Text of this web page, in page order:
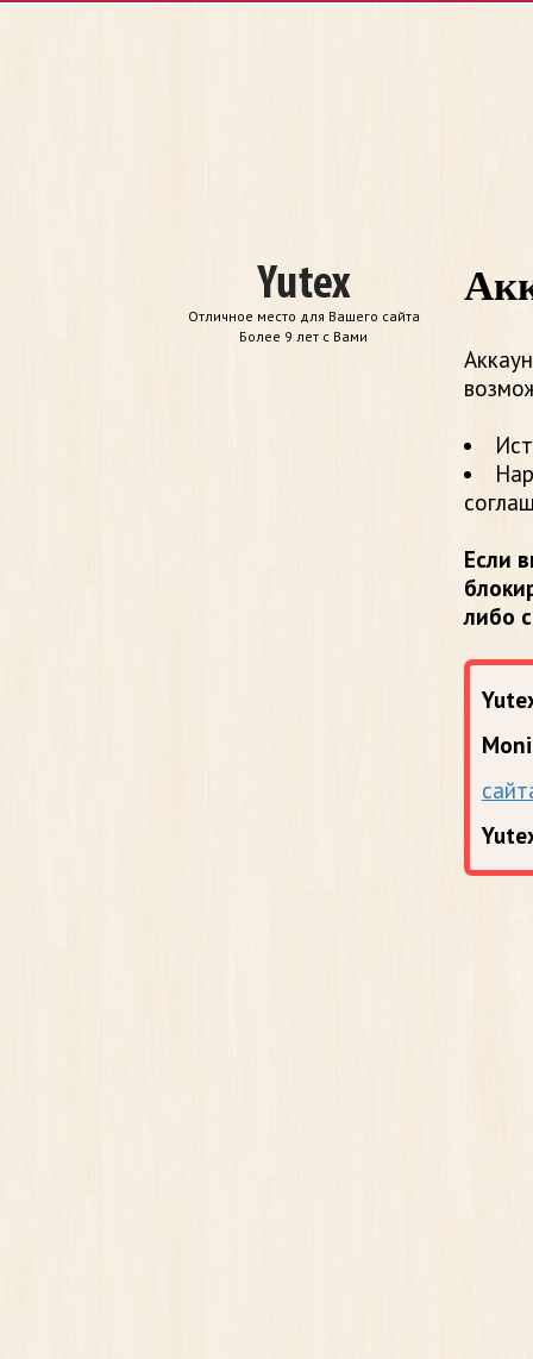
Отличное место для Вашего сайта
Более 9 лет с Вами
Если
либо